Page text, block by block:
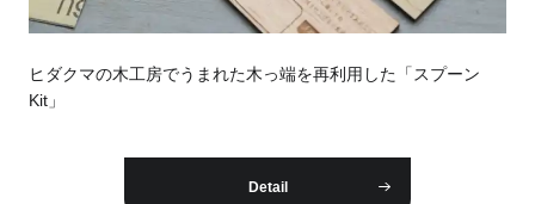
ヒダクマの木工房でうまれた木っ端を再利用した「スプーン
Kit」
Detail